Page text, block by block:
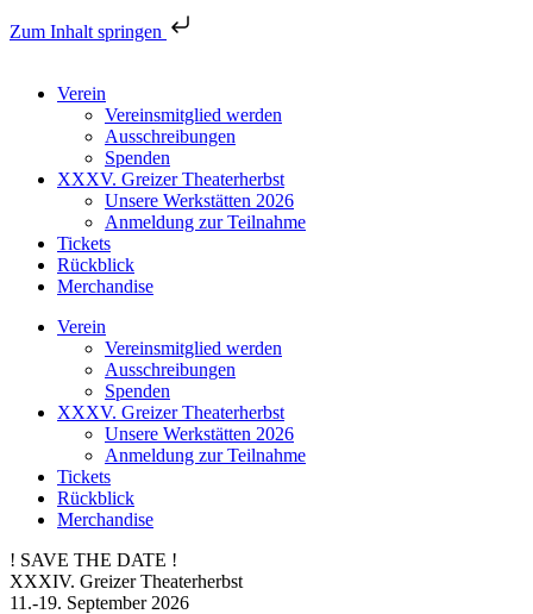
Zum Inhalt springen
Verein
Vereinsmitglied werden
Ausschreibungen
Spenden
XXXV. Greizer Theaterherbst
Unsere Werkstätten 2026
Anmeldung zur Teilnahme
Tickets
Rückblick
Merchandise
Verein
Vereinsmitglied werden
Ausschreibungen
Spenden
XXXV. Greizer Theaterherbst
Unsere Werkstätten 2026
Anmeldung zur Teilnahme
Tickets
Rückblick
Merchandise
! SAVE THE DATE !
XXXIV. Greizer Theaterherbst
11.-19. September 2026